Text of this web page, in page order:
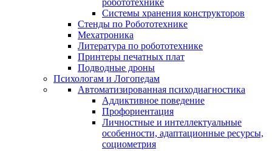
робототехнике
Системы хранения конструкторов
Стенды по Робототехнике
Мехатроника
Литература по робототехнике
Принтеры печатных плат
Подводные дроны
Психологам и Логопедам
Автоматизированная психодиагностика
Аддиктивное поведение
Профориентация
Личностные и интеллектуальные
особенности, адаптационные ресурсы,
социометрия